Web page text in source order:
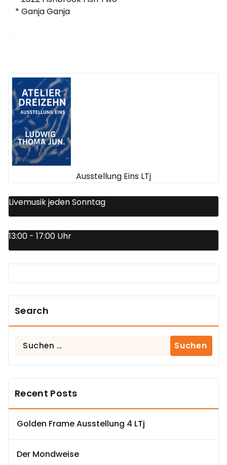
* Ganja Ganja
Ausstellung Eins LTj
Livemusik jeden Sonntag
13:00 - 17:00 Uhr
Search
Suchen
Recent Posts
Golden Frame Ausstellung 4 LTj
Der Mondweise